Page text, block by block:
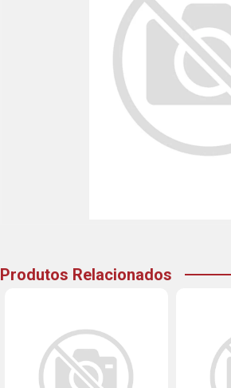
Produtos Relacionados